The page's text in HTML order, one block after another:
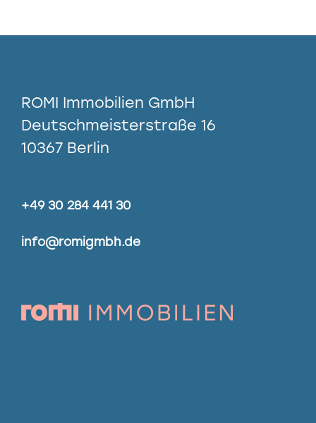
ROMI Immobilien GmbH
Deutschmeisterstraße 16
10367 Berlin
+49 30 284 441 30
info@romigmbh.de